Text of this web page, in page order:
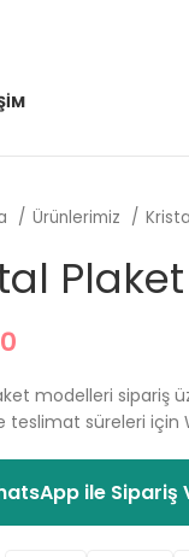
Ürünlerimiz
modelleri sipariş
teslimat süreleri için
ile Sipariş